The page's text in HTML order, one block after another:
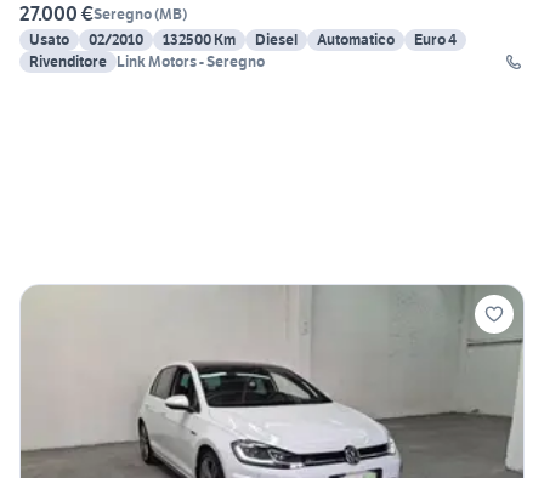
27.000 €Seregno(MB)
Usato
02/2010 132500 Km Diesel Automatico
Euro 4
Rivenditore Link Motors - Seregno